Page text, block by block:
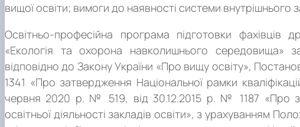
вищої освіти; вимоги до наявності системи внутрішнього
Освітньо-професійна програма підготовки фахівців
«Екологія та охорона навколишнього середовища»
відповідно до Закону України «Про вищу освіту»,
1341 «Про затвердження Національної рамки
червня 2020 р. № 519, від 30.12.2015 р. № 1187 «Про
освітньої діяльності закладів освіти», з урахуванням